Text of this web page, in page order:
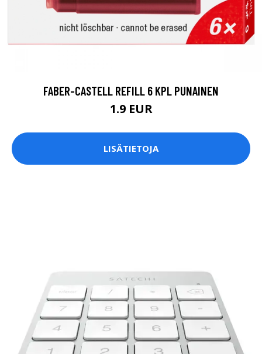
FABER-CASTELL REFILL 6 KPL PUNAINEN
1.9 EUR
LISÄTIETOJA